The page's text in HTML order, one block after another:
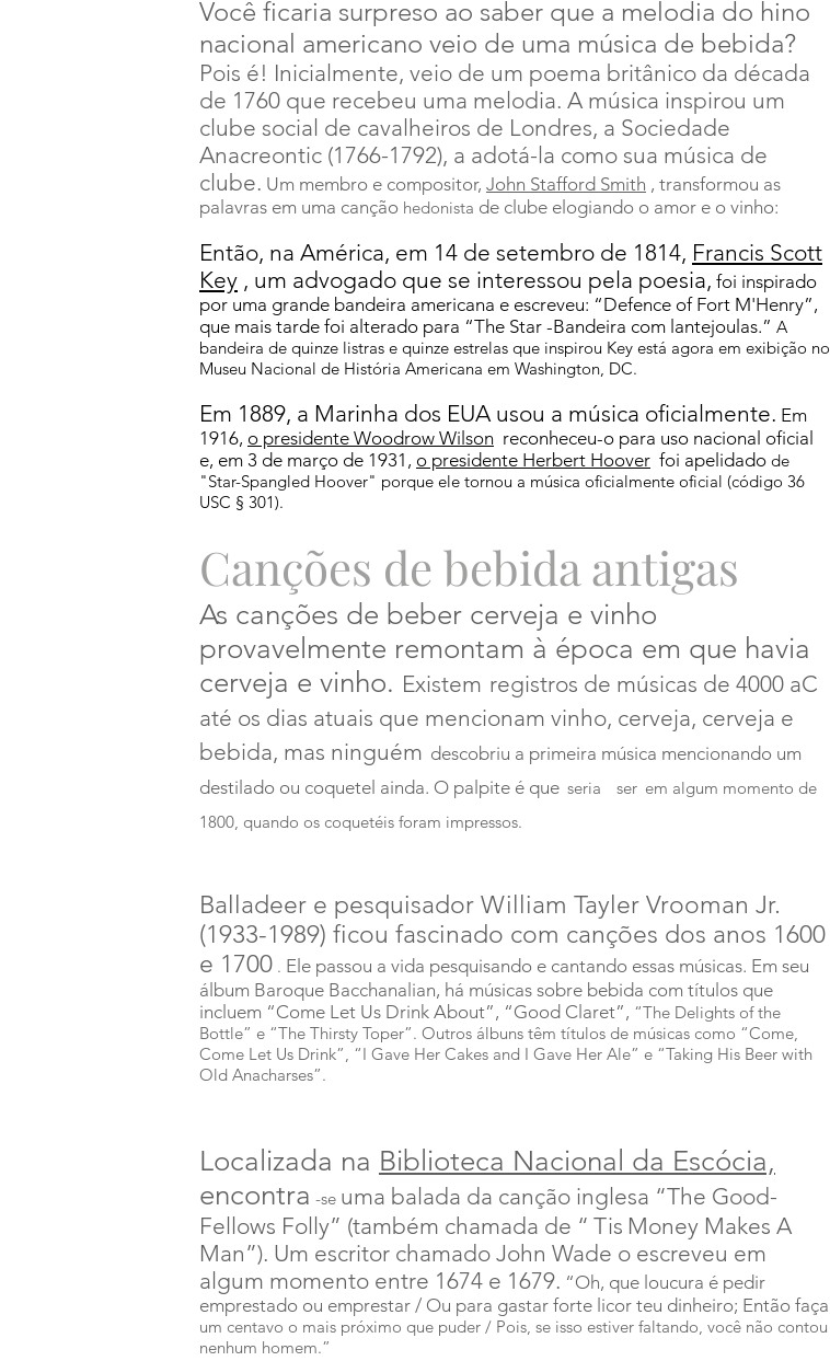
Você ficaria surpreso ao saber que a melodia do hino
nacional americano veio de uma música de bebida?
Pois é! Inicialmente, veio de um poema britânico da década
de 1760 que recebeu uma melodia. A música inspirou um
clube social de cavalheiros de Londres, a Sociedade
Anacreontic (1766-1792), a adotá-la como sua música de
clube. Um membro e compositor, John Stafford Smith , transformou as
palavras em uma canção hedonista de clube elogiando o amor e o vinho:
Então, na América, em 14 de setembro de 1814, Francis Scott
Key , um advogado que se interessou pela poesia, foi inspirado
por uma grande bandeira americana e escreveu: “Defence of Fort M'Henry”,
que mais tarde foi alterado para “The Star -Bandeira com lantejoulas.” A
bandeira de quinze listras e quinze estrelas que inspirou Key está agora em exibição no
Museu Nacional de História Americana em Washington, DC.
Em 1889, a Marinha dos EUA usou a música oficialmente. Em
1916, o presidente Woodrow Wilson reconheceu-o para uso nacional oficial
e, em 3 de março de 1931, o presidente Herbert Hoover foi apelidado de
"Star-Spangled Hoover" porque ele tornou a música oficialmente oficial (código 36
USC § 301).
Canções de bebida antigas
As canções de beber cerveja e vinho
provavelmente remontam à época em que havia
cerveja e vinho. Existem registros de músicas de 4000 aC
até os dias atuais que mencionam vinho, cerveja, cerveja e
bebida, mas ninguém descobriu a primeira música mencionando um
destilado ou coquetel ainda. O palpite é que seria ser em algum momento de
1800, quando os coquetéis foram impressos.
Balladeer e pesquisador William Tayler Vrooman Jr.
(1933-1989) ficou fascinado com canções dos anos 1600
e 1700 . Ele passou a vida pesquisando e cantando essas músicas. Em seu
álbum Baroque Bacchanalian, há músicas sobre bebida com títulos que
incluem “Come Let Us Drink About”, “Good Claret”, “The Delights of the
Bottle” e “The Thirsty Toper”. Outros álbuns têm títulos de músicas como “Come,
Come Let Us Drink”, “I Gave Her Cakes and I Gave Her Ale” e “Taking His Beer with
Old Anacharses”.
Localizada na Biblioteca Nacional da Escócia,
encontra -se uma balada da canção inglesa “The Good-
Fellows Folly” (também chamada de “ Tis Money Makes A
Man”). Um escritor chamado John Wade o escreveu em
algum momento entre 1674 e 1679. “Oh, que loucura é pedir
emprestado ou emprestar / Ou para gastar forte licor teu dinheiro; Então faça
um centavo o mais próximo que puder / Pois, se isso estiver faltando, você não contou
nenhum homem.”